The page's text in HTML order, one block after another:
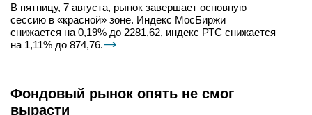
В пятницу, 7 августа, рынок завершает основную
сессию в «красной» зоне. Индекс МосБиржи
снижается на 0,19% до 2281,62, индекс РТС снижается
на 1,11% до 874,76.
Фондовый рынок опять не смог
вырасти